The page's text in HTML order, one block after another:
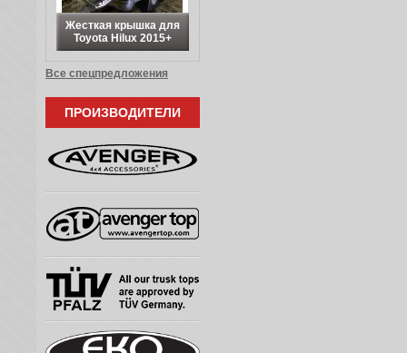
Жесткая крышка для
Toyota Hilux 2015+
Все спецпредложения
ПРОИЗВОДИТЕЛИ